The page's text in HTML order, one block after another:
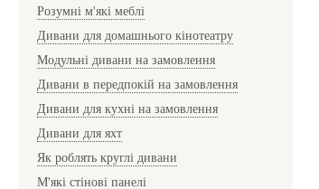
Розумні м'які меблі
Дивани для домашнього кінотеатру
Модульні дивани на замовлення
Дивани в передпокій на замовлення
Дивани для кухні на замовлення
Дивани для яхт
Як роблять круглі дивани
М'які стінові панелі